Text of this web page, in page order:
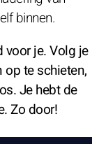
binnen.
voor je. Volg je
op te schieten,
Je hebt de
Zo door!